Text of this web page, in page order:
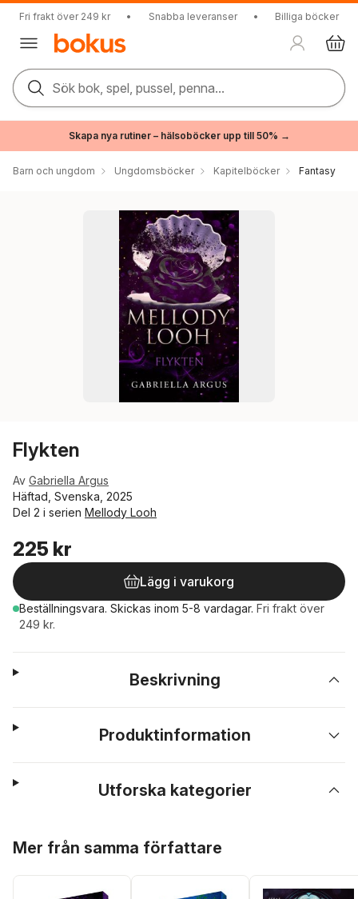
Fri frakt över 249 kr • Snabba leveranser • Billiga böcker
Sök bok, spel, pussel, penna...
Skapa nya rutiner – hälsoböcker upp till 50% →
Barn och ungdom Ungdomsböcker Kapitelböcker Fantasy
Flykten
Av Gabriella Argus
Häftad, Svenska, 2025
Del 2 i serien Mellody Looh
225 kr
Lägg i varukorg
Beställningsvara. Skickas inom 5-8 vardagar. Fri frakt över
249 kr.
Beskrivning
Produktinformation
Utforska kategorier
Mer från samma författare